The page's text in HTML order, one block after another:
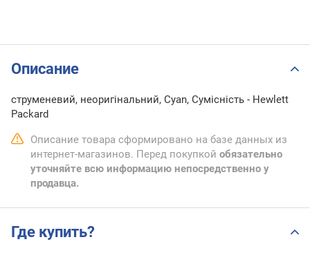
Описание
струменевий, неоригінальний, Cyan, Сумісність - Hewlett
Packard
Описание товара сформировано на базе данных из
интернет-магазинов. Перед покупкой обязательно
уточняйте всю информацию непосредственно у
продавца.
Где купить?